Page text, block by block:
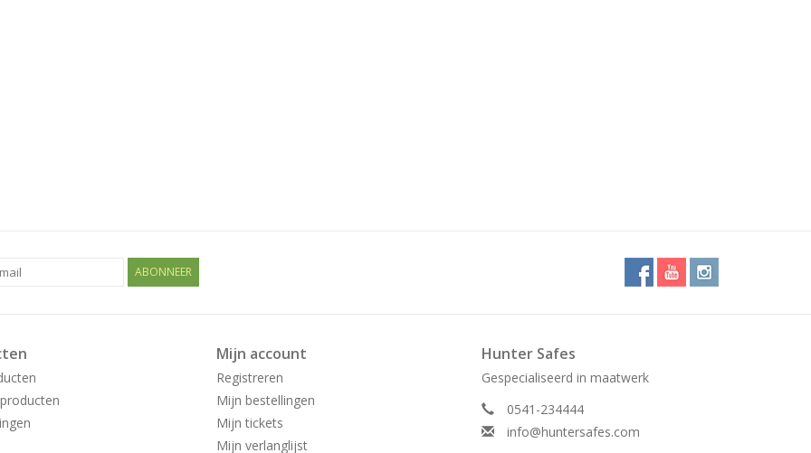
ABONNEER
Mijn account
Registreren
Mijn bestellingen
Mijn tickets
Mijn verlanglijst
Hunter Safes
Gespecialiseerd in maatwerk
0541-234444
info@huntersafes.com